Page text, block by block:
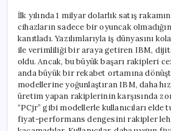
İlk yılında 1 milyar dolarlık satış
cihazların sadece bir oyuncak
kanıtladı. Yazılımlarıyla iş dünyasını
ile verimliliği bir araya getiren IBM,
oldu. Ancak, bu büyük başarı rakipleri
anda büyük bir rekabet ortamına
modellerine yoğunlaştıran IBM, daha
üretim yapan rakiplerinin karşısında
“PCjr” gibi modellerle kullanıcıları elde
fiyat-performans dengesini rakipler